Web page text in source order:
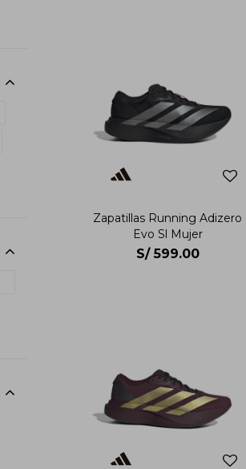
Zapatillas Running Adizero
Evo Sl Mujer
S/ 599.00